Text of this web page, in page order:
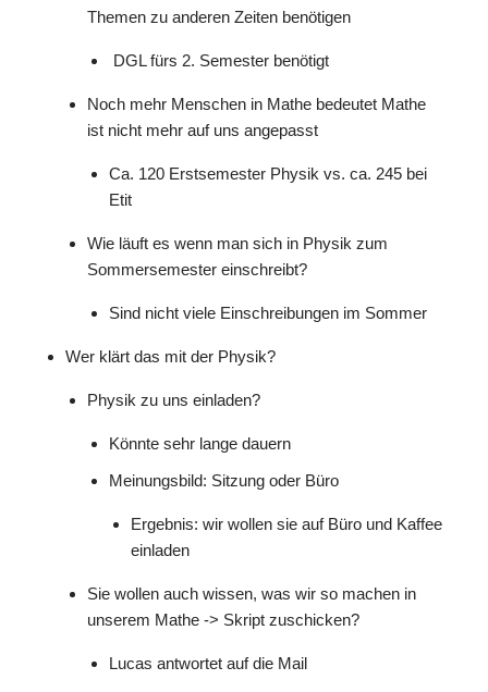
Themen zu anderen Zeiten benötigen
DGL fürs 2. Semester benötigt
Noch mehr Menschen in Mathe bedeutet Mathe
ist nicht mehr auf uns angepasst
Ca. 120 Erstsemester Physik vs. ca. 245 bei
Etit
Wie läuft es wenn man sich in Physik zum
Sommersemester einschreibt?
Sind nicht viele Einschreibungen im Sommer
Wer klärt das mit der Physik?
Physik zu uns einladen?
Könnte sehr lange dauern
Meinungsbild: Sitzung oder Büro
Ergebnis: wir wollen sie auf Büro und Kaffee
einladen
Sie wollen auch wissen, was wir so machen in
unserem Mathe -> Skript zuschicken?
Lucas antwortet auf die Mail